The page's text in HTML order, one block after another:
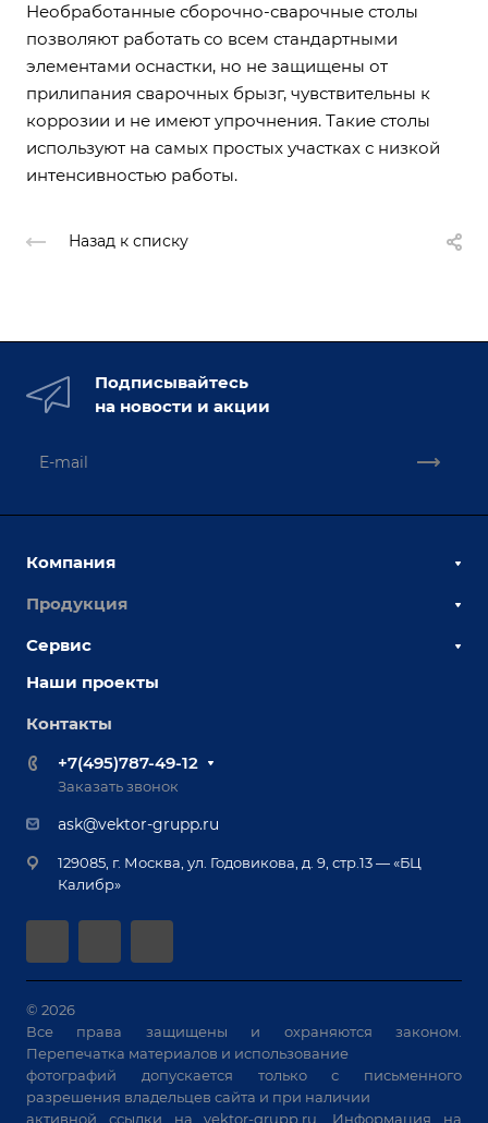
Необработанные сборочно-сварочные столы
позволяют работать со всем стандартными
элементами оснастки, но не защищены от
прилипания сварочных брызг, чувствительны к
коррозии и не имеют упрочнения. Такие столы
используют на самых простых участках с низкой
интенсивностью работы.
Назад к списку
Подписывайтесь
на новости и акции
Компания
О компании
Выставки и мероприятия
Вопрос ответ
Реквизиты
Документы
Продукция
Сборочно-сварочные столы
Оснастка для сварочных столов
Оборудование для приварки крепежа
Приварной крепеж
Специализированные решения для сварки
Позиционеры и вращатели
Машины контактной сварки
Универсальные зажимы
Системы аспирации
Станки лазерной резки
Сервис
Сервисное обслуживание
Обучение
Лизинг
Гарантия
автоматизации
Наши проекты
Контакты
+7(495)787-49-12
Заказать звонок
ask@vektor-grupp.ru
129085, г. Москва, ул. Годовикова, д. 9, стр.13 — «БЦ
Калибр»
© 2026
Все права защищены и охраняются законом.
Перепечатка материалов и использование
фотографий допускается только с письменного
разрешения владельцев сайта и при наличии
активной ссылки наvektor-grupp.ru . Информация на